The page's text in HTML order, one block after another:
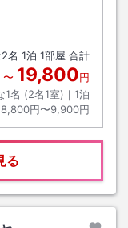
2名 1泊 1部屋 合計
〜 19,800円
1名 (2名1室)｜ 1泊
8,800円〜9,900円
る